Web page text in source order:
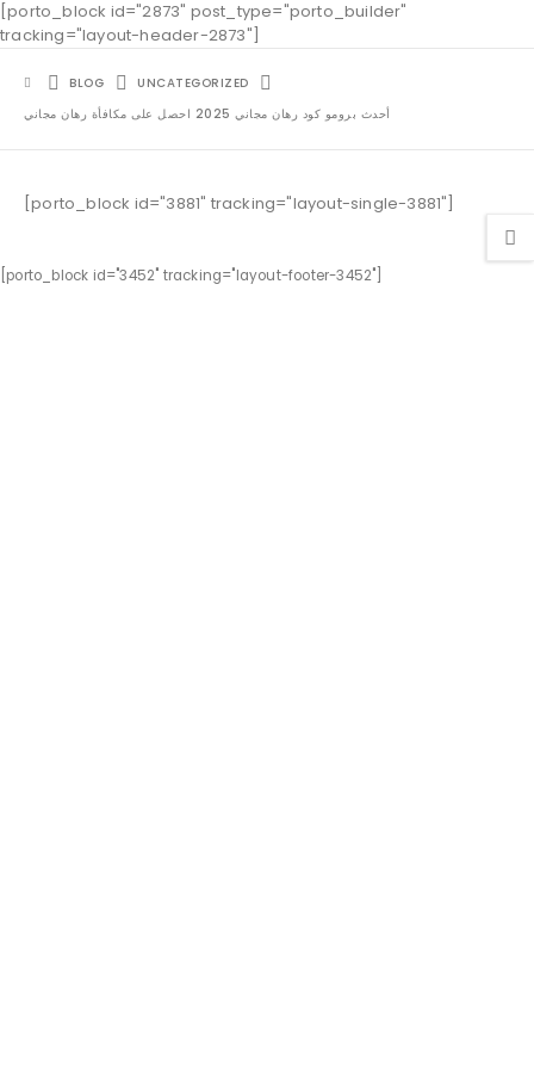
[porto_block id="2873" post_type="porto_builder"
tracking="layout-header-2873"]
BLOG
UNCATEGORIZED
أحدث برومو كود رهان مجاني 2025 احصل على مكافأة رهان مجاني
[porto_block id="3881" tracking="layout-single-3881"]
[porto_block id="3452" tracking="layout-footer-3452"]